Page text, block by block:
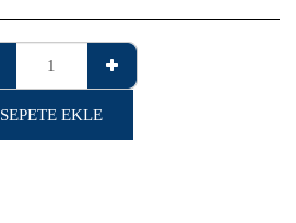
SEPETE EKLE